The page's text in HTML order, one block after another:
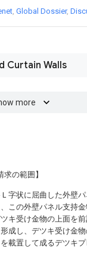
Curtain Walls
more
Global Dossier
求の範囲】
字状に屈曲した外壁
この外壁パネル支持
キ受け金物の上面を
成し、デツキ受け金
載置して成るデツキ